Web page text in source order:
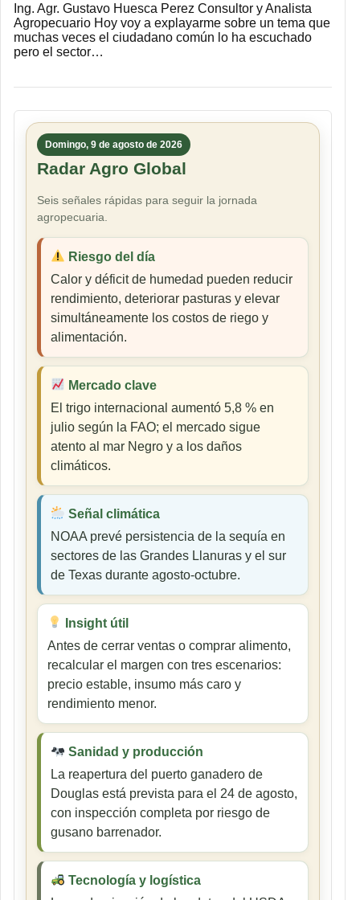
Ing. Agr. Gustavo Huesca Perez Consultor y Analista
Agropecuario Hoy voy a explayarme sobre un tema que
muchas veces el ciudadano común lo ha escuchado
pero el sector…
Domingo, 9 de agosto de 2026
Radar Agro Global
Seis señales rápidas para seguir la jornada
agropecuaria.
Riesgo del día
Calor y déficit de humedad pueden reducir
rendimiento, deteriorar pasturas y elevar
simultáneamente los costos de riego y
alimentación.
Mercado clave
El trigo internacional aumentó 5,8 % en
julio según la FAO; el mercado sigue
atento al mar Negro y a los daños
climáticos.
Señal climática
NOAA prevé persistencia de la sequía en
sectores de las Grandes Llanuras y el sur
de Texas durante agosto-octubre.
Insight útil
Antes de cerrar ventas o comprar alimento,
recalcular el margen con tres escenarios:
precio estable, insumo más caro y
rendimiento menor.
Sanidad y producción
La reapertura del puerto ganadero de
Douglas está prevista para el 24 de agosto,
con inspección completa por riesgo de
gusano barrenador.
Tecnología y logística